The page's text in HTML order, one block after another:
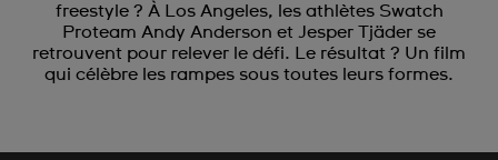
freestyle ? À Los Angeles, les athlètes Swatch
Proteam Andy Anderson et Jesper Tjäder se
retrouvent pour relever le défi. Le résultat ? Un film
qui célèbre les rampes sous toutes leurs formes.